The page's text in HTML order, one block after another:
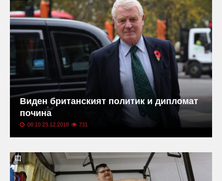
Виден британският политик и дипломат
почина
08:10 23.12.2018 731